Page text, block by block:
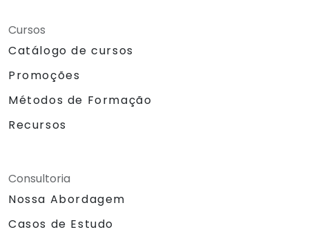
Cursos
Catálogo de cursos
Promoções
Métodos de Formação
Recursos
Consultoria
Nossa Abordagem
Casos de Estudo